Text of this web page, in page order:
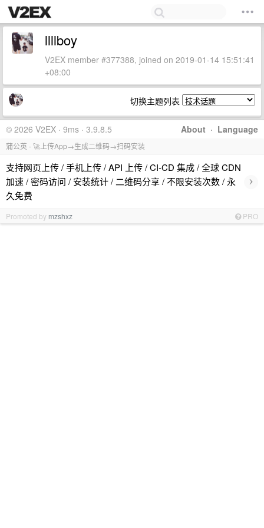
llllboy
V2EX member #377388, joined on 2019-01-14 15:51:41
+08:00
切换主题列表
About · Language
© 2026 V2EX · 9ms · 3.9.8.5
蒲公英 - 🚀上传App→生成二维码→扫码安装
支持网页上传 / 手机上传 / API 上传 / CI-CD 集成 / 全球 CDN
加速 / 密码访问 / 安装统计 / 二维码分享 / 不限安装次数 / 永
久免费
›
Promoted by mzshxz PRO